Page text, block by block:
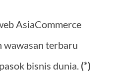
AsiaCommerce
wawasan terbaru
bisnis dunia. (*)